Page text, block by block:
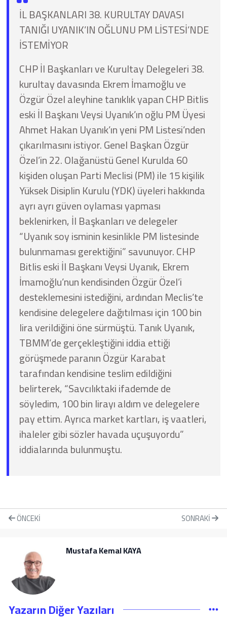
İL BAŞKANLARI 38. KURULTAY DAVASI
TANIĞI UYANIK’IN OĞLUNU PM LİSTESİ’NDE
İSTEMİYOR
CHP İl Başkanları ve Kurultay Delegeleri 38.
kurultay davasında Ekrem İmamoğlu ve
Özgür Özel aleyhine tanıklık yapan CHP Bitlis
eski İl Başkanı Veysi Uyanık’ın oğlu PM Üyesi
Ahmet Hakan Uyanık’ın yeni PM Listesi’nden
çıkarılmasını istiyor. Genel Başkan Özgür
Özel’in 22. Olağanüstü Genel Kurulda 60
kişiden oluşan Parti Meclisi (PM) ile 15 kişilik
Yüksek Disiplin Kurulu (YDK) üyeleri hakkında
ayrı ayrı güven oylaması yapması
beklenirken, İl Başkanları ve delegeler
“Uyanık soy isminin kesinlikle PM listesinde
bulunmaması gerektiğini” savunuyor. CHP
Bitlis eski İl Başkanı Veysi Uyanık, Ekrem
İmamoğlu’nun kendisinden Özgür Özel’i
desteklemesini istediğini, ardından Meclis’te
kendisine delegelere dağıtılması için 100 bin
lira verildiğini öne sürmüştü. Tanık Uyanık,
TBMM’de gerçekleştiğini iddia ettiği
görüşmede paranın Özgür Karabat
tarafından kendisine teslim edildiğini
belirterek, “Savcılıktaki ifademde de
söyledim, 100 bin lirayı aldım ve delegelere
pay ettim. Ayrıca market kartları, iş vaatleri,
ihaleler gibi sözler havada uçuşuyordu”
iddialarında bulunmuştu.
ÖNCEKI SONRAKI
Mustafa Kemal KAYA
Yazarın Diğer Yazıları